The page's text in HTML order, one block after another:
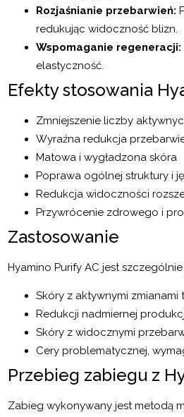
Rozjaśnianie przebarwień:
redukując widoczność blizn.
Wspomaganie regeneracji:
elastyczność.
Efekty stosowania
Zmniejszenie liczby
Wyraźna redukcja
Matowa i wygładzona skóra
Poprawa ogólnej struktury i
Redukcja widoczności
Przywrócenie zdrowego i
Zastosowanie
Hyamino Purify AC jest
Skóry z aktywnymi zmianami
Redukcji nadmiernej
Skóry z widocznymi
Cery problematycznej,
Przebieg zabiegu z
Zabieg wykonywany jest metodą